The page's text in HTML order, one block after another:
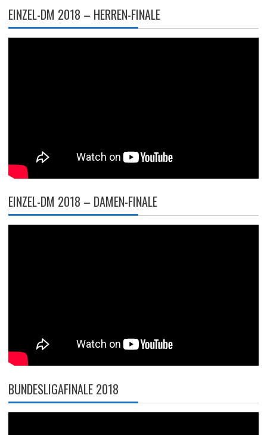
EINZEL-DM 2018 – HERREN-FINALE
EINZEL-DM 2018 – DAMEN-FINALE
BUNDESLIGAFINALE 2018